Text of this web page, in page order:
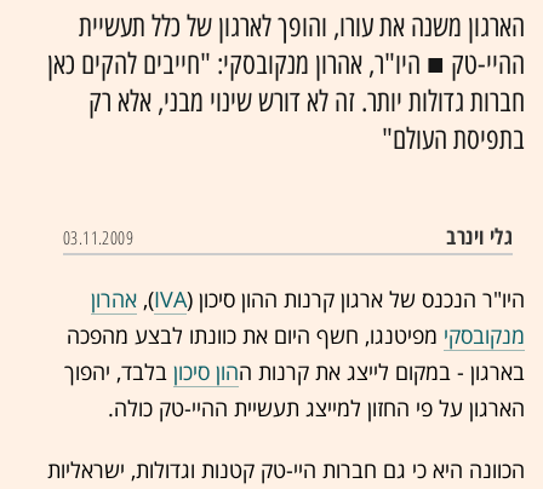
הארגון משנה את עורו, והופך לארגון של כלל תעשיית
ההיי-טק ■ היו"ר, אהרון מנקובסקי: "חייבים להקים כאן
חברות גדולות יותר. זה לא דורש שינוי מבני, אלא רק
בתפיסת העולם"
03.11.2009
היו"ר הנכנס של ארגון קרנות ההון סיכון (IVA
), אהרון
מנקובסקי מפיטנגו, חשף היום את כוונתו לבצע מהפכה
בארגון - במקום לייצג את קרנות ההון סיכון בלבד, יהפוך
הארגון על פי החזון למייצג תעשיית ההיי-טק כולה.
הכוונה היא כי גם חברות היי-טק קטנות וגדולות, ישראליות